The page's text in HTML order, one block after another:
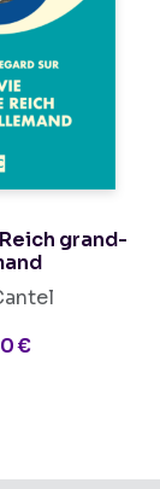
grand-
€